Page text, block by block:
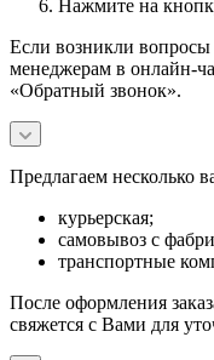
Нажмите на
Если возникли
менеджерам в онлайн-
«Обратный звонок».
Предлагаем несколько
курьерская;
самовывоз с
транспортные
После оформления
свяжется с Вами для